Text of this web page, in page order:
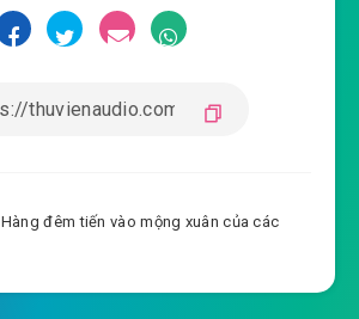
Hàng đêm tiến vào mộng xuân của các